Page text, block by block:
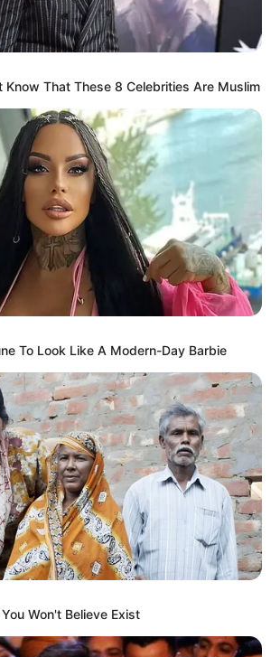
¿Cuáles son los mejores
cómics gratis del 2022?
APARTAMENTEROS
Amordazaron a dos niños
de 7 y 8 años por robar
una consola de video
juegos en Medellín
VIDEOJUEGOS
Gobernación del Atlántico
para la creación de
videojuegos
ALERTA PAISA
El famoso gamer ‘Lawler’,
reveló su verdadero rostro
a sus seguidores
ALERTA PAISA
Know That These 8 Celebrities Are Muslim
To Look Like A Modern-Day Barbie
Won't Believe Exist